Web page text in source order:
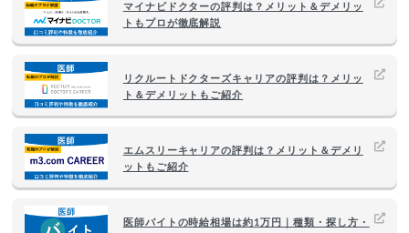
マイナビドクターの評判は？メリット＆デメリッ
トもプロが徹底解説
リクルートドクターズキャリアの評判は？メリッ
ト＆デメリットもご紹介
エムスリーキャリアの評判は？メリット＆デメリ
ットもご紹介
医師バイトの時給相場は約1万円｜種類・探し方・